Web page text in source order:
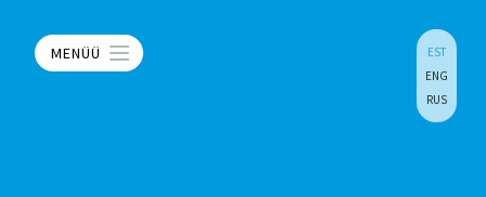
MENÜÜ
EST
ENG
RUS